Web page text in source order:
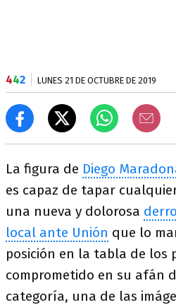
442 LUNES 21 DE OCTUBRE DE 2019
La figura de Diego
es capaz de tapar
una nueva y dolorosa
local ante Unión que lo
posición en la tabla de los
comprometido en su afán
categoría, una de las